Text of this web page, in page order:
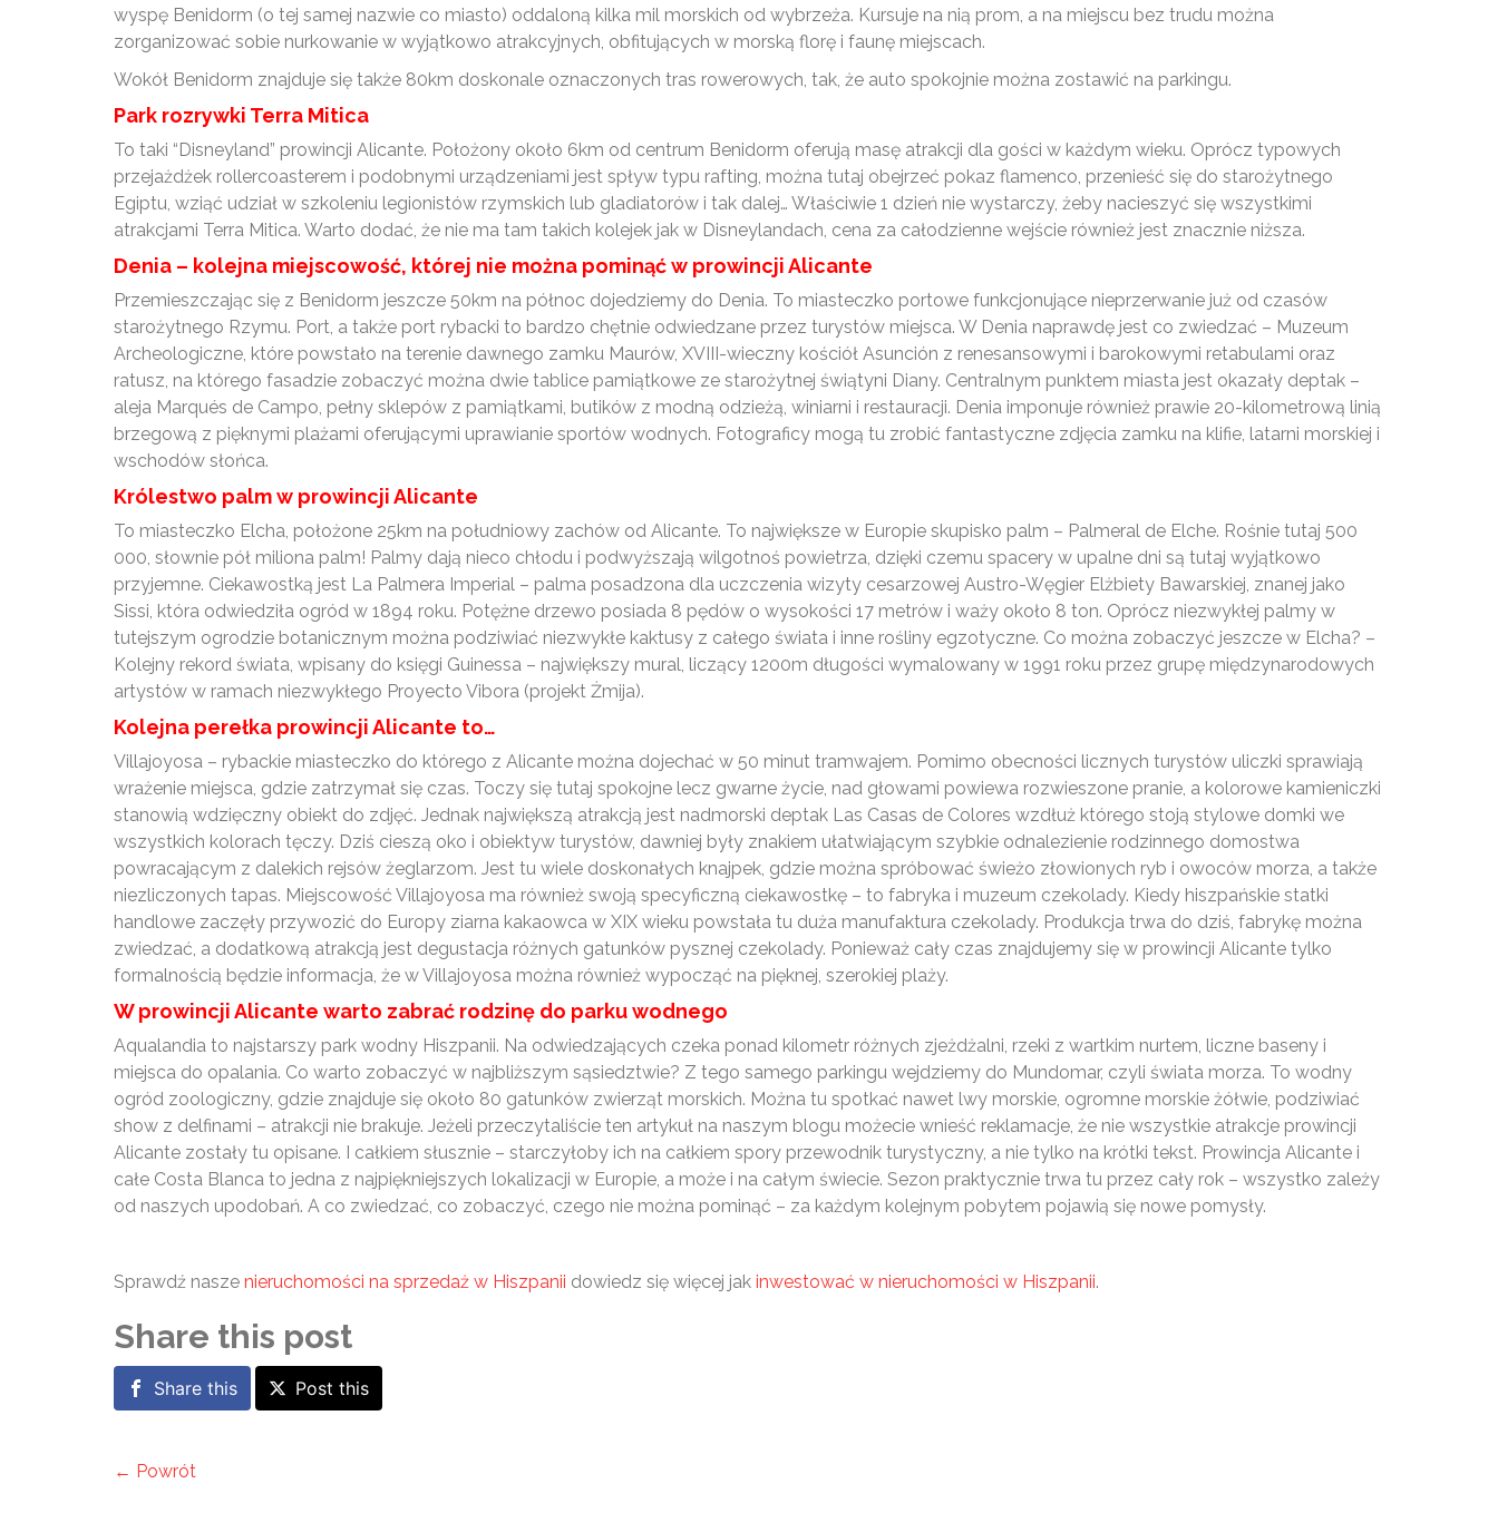
wyspę Benidorm (o tej samej nazwie co miasto) oddaloną kilka mil morskich od wybrzeża. Kursuje na nią prom, a na miejscu bez trudu można
zorganizować sobie nurkowanie w wyjątkowo atrakcyjnych, obfitujących w morską florę i faunę miejscach.
Wokół Benidorm znajduje się także 80km doskonale oznaczonych tras rowerowych, tak, że auto spokojnie można zostawić na parkingu.
Park rozrywki Terra Mitica
To taki “Disneyland” prowincji Alicante. Położony około 6km od centrum Benidorm oferują masę atrakcji dla gości w każdym wieku. Oprócz typowych
przejażdżek rollercoasterem i podobnymi urządzeniami jest spływ typu rafting, można tutaj obejrzeć pokaz flamenco, przenieść się do starożytnego
Egiptu, wziąć udział w szkoleniu legionistów rzymskich lub gladiatorów i tak dalej… Właściwie 1 dzień nie wystarczy, żeby nacieszyć się wszystkimi
atrakcjami Terra Mitica. Warto dodać, że nie ma tam takich kolejek jak w Disneylandach, cena za całodzienne wejście również jest znacznie niższa.
Denia – kolejna miejscowość, której nie można pominąć w prowincji Alicante
Przemieszczając się z Benidorm jeszcze 50km na północ dojedziemy do Denia. To miasteczko portowe funkcjonujące nieprzerwanie już od czasów
starożytnego Rzymu. Port, a także port rybacki to bardzo chętnie odwiedzane przez turystów miejsca. W Denia naprawdę jest co zwiedzać – Muzeum
Archeologiczne, które powstało na terenie dawnego zamku Maurów, XVIII-wieczny kościół Asunción z renesansowymi i barokowymi retabulami oraz
ratusz, na którego fasadzie zobaczyć można dwie tablice pamiątkowe ze starożytnej świątyni Diany. Centralnym punktem miasta jest okazały deptak –
aleja Marqués de Campo, pełny sklepów z pamiątkami, butików z modną odzieżą, winiarni i restauracji. Denia imponuje również prawie 20-kilometrową linią
brzegową z pięknymi plażami oferującymi uprawianie sportów wodnych. Fotograficy mogą tu zrobić fantastyczne zdjęcia zamku na klifie, latarni morskiej i
wschodów słońca.
Królestwo palm w prowincji Alicante
To miasteczko Elcha, położone 25km na południowy zachów od Alicante. To największe w Europie skupisko palm – Palmeral de Elche. Rośnie tutaj 500
000, słownie pół miliona palm! Palmy dają nieco chłodu i podwyższają wilgotnoś powietrza, dzięki czemu spacery w upalne dni są tutaj wyjątkowo
przyjemne. Ciekawostką jest La Palmera Imperial – palma posadzona dla uczczenia wizyty cesarzowej Austro-Węgier Elżbiety Bawarskiej, znanej jako
Sissi, która odwiedziła ogród w 1894 roku. Potężne drzewo posiada 8 pędów o wysokości 17 metrów i waży około 8 ton. Oprócz niezwykłej palmy w
tutejszym ogrodzie botanicznym można podziwiać niezwykłe kaktusy z całego świata i inne rośliny egzotyczne. Co można zobaczyć jeszcze w Elcha? –
Kolejny rekord świata, wpisany do księgi Guinessa – największy mural, liczący 1200m długości wymalowany w 1991 roku przez grupę międzynarodowych
artystów w ramach niezwykłego Proyecto Vibora (projekt Żmija).
Kolejna perełka prowincji Alicante to…
Villajoyosa – rybackie miasteczko do którego z Alicante można dojechać w 50 minut tramwajem. Pomimo obecności licznych turystów uliczki sprawiają
wrażenie miejsca, gdzie zatrzymał się czas. Toczy się tutaj spokojne lecz gwarne życie, nad głowami powiewa rozwieszone pranie, a kolorowe kamieniczki
stanowią wdzięczny obiekt do zdjęć. Jednak największą atrakcją jest nadmorski deptak Las Casas de Colores wzdłuż którego stoją stylowe domki we
wszystkich kolorach tęczy. Dziś cieszą oko i obiektyw turystów, dawniej były znakiem ułatwiającym szybkie odnalezienie rodzinnego domostwa
powracającym z dalekich rejsów żeglarzom. Jest tu wiele doskonałych knajpek, gdzie można spróbować świeżo złowionych ryb i owoców morza, a także
niezliczonych tapas. Miejscowość Villajoyosa ma również swoją specyficzną ciekawostkę – to fabryka i muzeum czekolady. Kiedy hiszpańskie statki
handlowe zaczęły przywozić do Europy ziarna kakaowca w XIX wieku powstała tu duża manufaktura czekolady. Produkcja trwa do dziś, fabrykę można
zwiedzać, a dodatkową atrakcją jest degustacja różnych gatunków pysznej czekolady. Ponieważ cały czas znajdujemy się w prowincji Alicante tylko
formalnością będzie informacja, że w Villajoyosa można również wypocząć na pięknej, szerokiej plaży.
W prowincji Alicante warto zabrać rodzinę do parku wodnego
Aqualandia to najstarszy park wodny Hiszpanii. Na odwiedzających czeka ponad kilometr różnych zjeżdżalni, rzeki z wartkim nurtem, liczne baseny i
miejsca do opalania. Co warto zobaczyć w najbliższym sąsiedztwie? Z tego samego parkingu wejdziemy do Mundomar, czyli świata morza. To wodny
ogród zoologiczny, gdzie znajduje się około 80 gatunków zwierząt morskich. Można tu spotkać nawet lwy morskie, ogromne morskie żółwie, podziwiać
show z delfinami – atrakcji nie brakuje. Jeżeli przeczytaliście ten artykuł na naszym blogu możecie wnieść reklamacje, że nie wszystkie atrakcje prowincji
Alicante zostały tu opisane. I całkiem słusznie – starczyłoby ich na całkiem spory przewodnik turystyczny, a nie tylko na krótki tekst. Prowincja Alicante i
całe Costa Blanca to jedna z najpiękniejszych lokalizacji w Europie, a może i na całym świecie. Sezon praktycznie trwa tu przez cały rok – wszystko zależy
od naszych upodobań. A co zwiedzać, co zobaczyć, czego nie można pominąć – za każdym kolejnym pobytem pojawią się nowe pomysły.
Sprawdź nasze nieruchomości na sprzedaż w Hiszpanii dowiedz się więcej jak inwestować w nieruchomości w Hiszpanii.
Share this post
Share this Post this
← Powrót